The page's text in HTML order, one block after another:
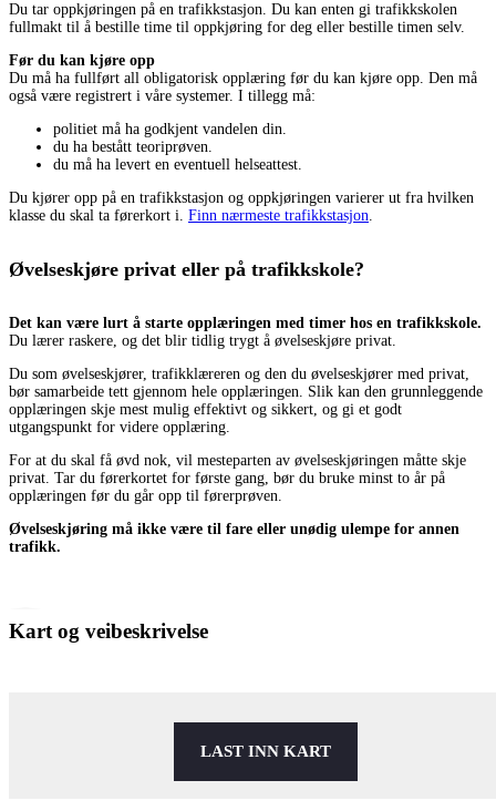
Du tar oppkjøringen på en trafikkstasjon. Du kan enten gi trafikkskolen
fullmakt til å bestille time til oppkjøring for deg eller bestille timen selv.
Før du kan kjøre opp
Du må ha fullført all obligatorisk opplæring før du kan kjøre opp. Den må
også være registrert i våre systemer. I tillegg må:
politiet må ha godkjent vandelen din.
du ha bestått teoriprøven.
du må ha levert en eventuell helseattest.
Du kjører opp på en trafikkstasjon og oppkjøringen varierer ut fra hvilken
klasse du skal ta førerkort i. Finn nærmeste trafikkstasjon
Øvelseskjøre privat eller på trafikkskole?
Det kan være lurt å starte opplæringen med timer hos en trafikkskole.
Du lærer raskere, og det blir tidlig trygt å øvelseskjøre privat.
Du som øvelseskjører, trafikklæreren og den du øvelseskjører med privat,
bør samarbeide tett gjennom hele opplæringen. Slik kan den grunnleggende
opplæringen skje mest mulig effektivt og sikkert, og gi et godt
utgangspunkt for videre opplæring.
For at du skal få øvd nok, vil mesteparten av øvelseskjøringen måtte skje
privat. Tar du førerkortet for første gang, bør du bruke minst to år på
opplæringen før du går opp til førerprøven.
Øvelseskjøring må ikke være til fare eller unødig ulempe for annen
trafikk.
Kart og veibeskrivelse
LAST INN KART